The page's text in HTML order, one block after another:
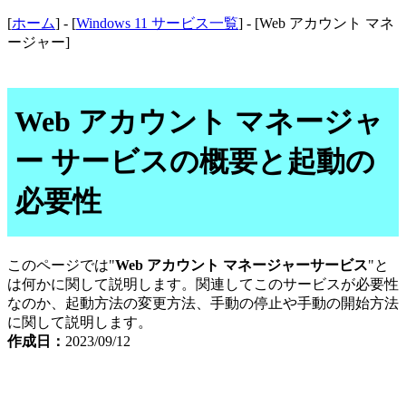
[ホーム] - [Windows 11 サービス一覧] - [Web アカウント マネ
ージャー]
Web アカウント マネージャ
ー サービスの概要と起動の
必要性
このページでは"Web アカウント マネージャーサービス"と
は何かに関して説明します。関連してこのサービスが必要性
なのか、起動方法の変更方法、手動の停止や手動の開始方法
に関して説明します。
作成日： 2023/09/12